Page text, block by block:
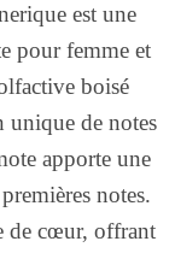
est une
pour femme et
boisé
unique de notes
apporte une
notes.
de cœur, offrant